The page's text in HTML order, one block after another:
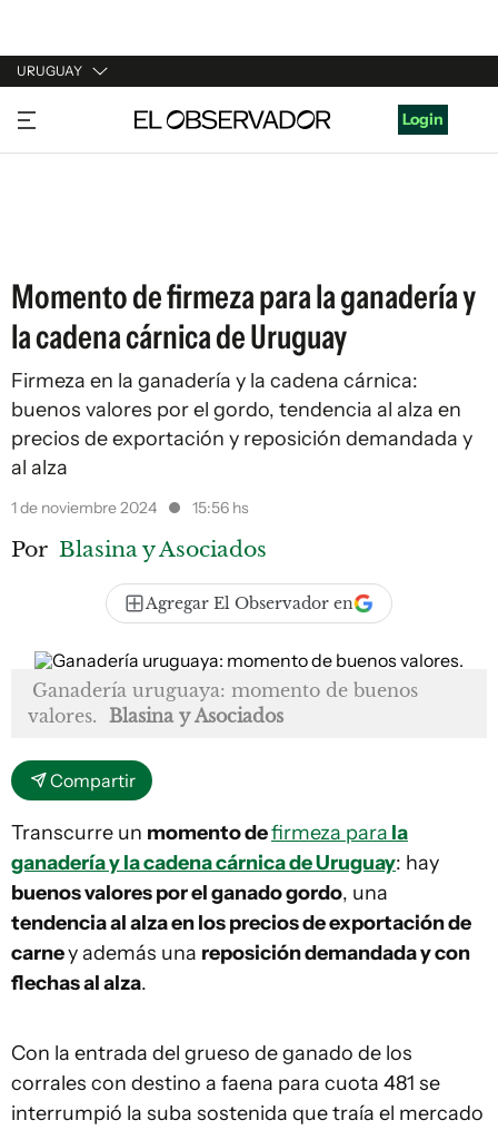
URUGUAY
URUGUAY
ARGENTINA
Login
Momento de firmeza para la ganadería y
la cadena cárnica de Uruguay
Firmeza en la ganadería y la cadena cárnica:
buenos valores por el gordo, tendencia al alza en
precios de exportación y reposición demandada y
al alza
1 de noviembre 2024 15:56 hs
Por Blasina y Asociados
Agregar El Observador en
Ganadería uruguaya: momento de buenos
valores. Blasina y Asociados
Compartir
Transcurre un momento defirmeza para la
ganadería y la cadena cárnica de Uruguay: hay
buenos valores por el ganado gordo, una
tendencia al alza en los precios de exportación de
carney además una reposición demandada y con
flechas al alza.
Con la entrada del grueso de ganado de los
corrales con destino a faena para cuota 481 se
interrumpió la suba sostenida que traía el mercado